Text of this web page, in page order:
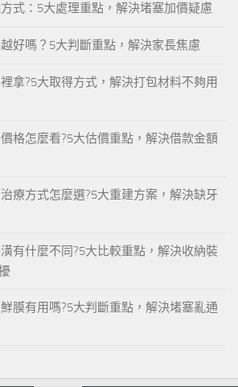
式：5大處理重點，解決堵塞加價疑慮
好嗎？5大判斷重點，解決家長焦慮
拿?5大取得方式，解決打包材料不夠用
格怎麼看?5大估價重點，解決借款金額
療方式怎麼選?5大重建方案，解決缺牙
有什麼不同?5大比較重點，解決收納裝
膜有用嗎?5大判斷重點，解決堵塞亂通